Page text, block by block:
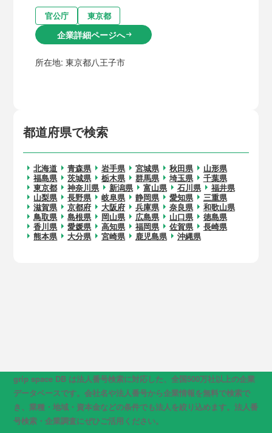
都道府県で検索
北海道 青森県 岩手県 宮城県 秋田県
山形県
福島県
茨城県 栃木県 群馬県 埼玉県
千葉県
東京都
神奈川県 新潟県 富山県 石川県
福井県
山梨県
長野県 岐阜県 静岡県 愛知県
三重県
滋賀県
京都府 大阪府 兵庫県 奈良県
和歌山県
鳥取県
島根県 岡山県 広島県 山口県
徳島県
香川県
愛媛県 高知県 福岡県 佐賀県
長崎県
熊本県
大分県 宮崎県 鹿児島県 沖縄県
官公庁 東京都
企業詳細ページへarrow_right_alt
所在地:東京都八王子市
grip space DB は法人番号検索に対応した、全国500万社以上の企業
データベースです。会社名や法人番号から企業情報を無料で検索で
き、業種・地域・資本金などの条件でも法人を絞り込めます。法人番
号検索・企業調査にぜひご活用ください。